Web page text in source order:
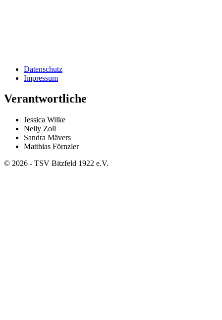
Datenschutz
Impressum
Verantwortliche
Jessica Wilke
Nelly Zoll
Sandra Mävers
Matthias Förnzler
© 2026 - TSV Bitzfeld 1922 e.V.